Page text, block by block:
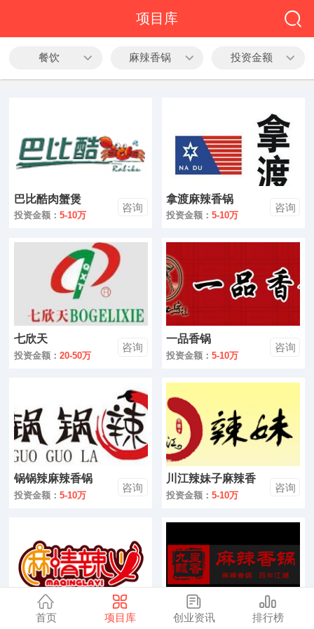
项目库
餐饮 麻辣香锅 投资金额
巴比酷肉蟹煲
投资金额： 5-10万
咨询
拿渡麻辣香锅
投资金额：5-10万
咨询
七欣天
投资金额： 20-50万
咨询
一品香锅
投资金额：5-10万
咨询
锅锅辣麻辣香锅
投资金额： 5-10万
咨询
川江辣妹子麻辣香
锅
投资金额：5-10万
咨询
麻情辣义麻辣香锅
重庆九里飘香香辣
首页 项目库 创业资讯 排行榜
教育
服务
家居
零售
医药
环保
珠宝
美容
金融